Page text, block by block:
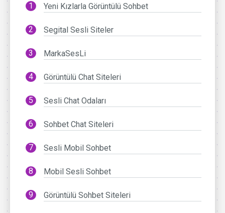
Yeni Kızlarla Görüntülü Sohbet
Segital Sesli Siteler
MarkaSesLi
Görüntülü Chat Siteleri
Sesli Chat Odaları
Sohbet Chat Siteleri
Sesli Mobil Sohbet
Mobil Sesli Sohbet
Görüntülü Sohbet Siteleri